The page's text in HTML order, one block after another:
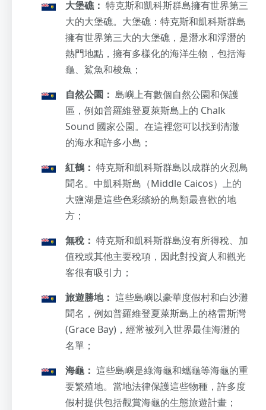
大堡礁： 特克斯和凱科斯群島擁有世界第三
大的大堡礁。大堡礁：特克斯和凱科斯群島
擁有世界第三大的大堡礁，是潛水和浮潛的
熱門地點，擁有多樣化的海洋生物，包括海
龜、鯊魚和梭魚；
自然公園： 島嶼上有數個自然公園和保護
區，例如普羅維登夏萊斯島上的 Chalk
Sound 國家公園。在這裡您可以找到清澈
的海水和許多小島；
紅鶴： 特克斯和凱科斯群島以成群的火烈鳥
聞名。中凱科斯島（Middle Caicos）上的
大鹽湖是這些色彩繽紛的鳥類最喜歡的地
方；
無稅： 特克斯和凱科斯群島沒有所得稅、加
值稅或其他主要稅項，因此對投資人和觀光
客很有吸引力；
旅遊勝地： 這些島嶼以豪華度假村和白沙灘
聞名，例如普羅維登夏萊斯島上的格雷斯灣
(Grace Bay)，經常被列入世界最佳海灘的
名單；
海龜： 這些島嶼是綠海龜和蠵龜等海龜的重
要繁殖地。當地法律保護這些物種，許多度
假村提供包括觀賞海龜的生態旅遊計畫；